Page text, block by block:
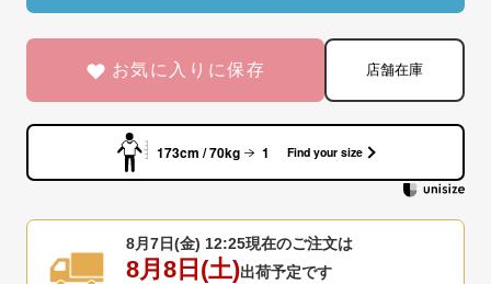
お気に入りに保存 店舗在庫
173cm / 70kg 1 Find your size
8月7日(金) 12:25現在のご注文は
8月8日(土)出荷予定です